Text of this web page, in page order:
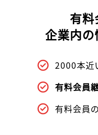
有
企業内
2000本近
有料会員
有料会員の